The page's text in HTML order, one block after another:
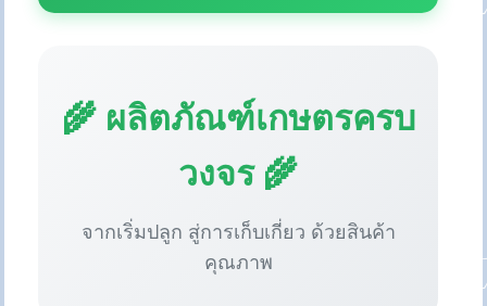
🌾 ผลิตภัณฑ์เกษตรครบ
วงจร 🌾
จากเริ่มปลูก สู่การเก็บเกี่ยว ด้วยสินค้า
คุณภาพ